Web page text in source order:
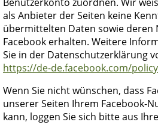
als Anbieter der Seiten keine
übermittelten Daten sowie deren
Facebook erhalten. Weitere
Sie in der Datenschutzerklärung
https://de-de.facebook.com/
Wenn Sie nicht wünschen, dass
unserer Seiten Ihrem Facebook-
kann, loggen Sie sich bitte aus